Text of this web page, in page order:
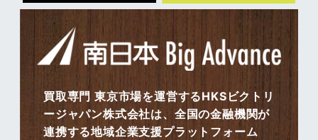
買取専門 東京市場を運営するHKSビクトリ
ージャパン株式会社は、全国の金融機関が
連携する地域企業支援プラットフォーム